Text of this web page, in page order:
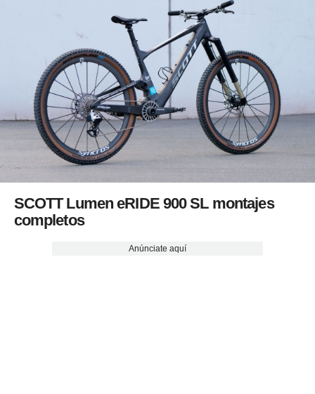
SCOTT Lumen eRIDE 900 SL montajes
completos
Anúnciate aquí